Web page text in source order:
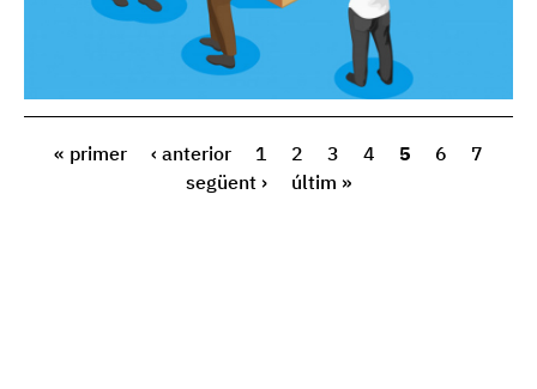
« primer ‹ anterior 1 2 3 4 5 6
7
següent ›
últim »